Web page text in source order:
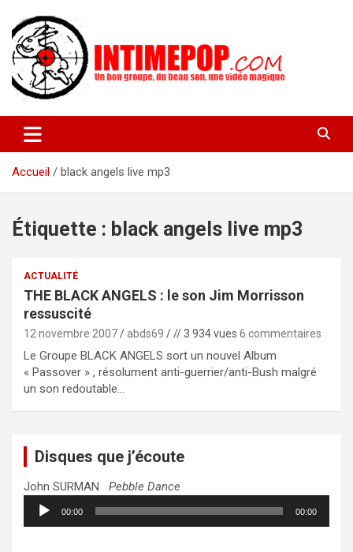
contenu
intimepop.com
actuelles pop rock, post-rock, indé sur Lyon. rock pop concert
lyon
Accueil
black angels live mp3
Étiquette : black angels live mp3
ACTUALITÉ
THE BLACK ANGELS : le son Jim Morrisson
ressuscité
12 novembre 2007 abds69 // 3 934 vues 6 commentaires
Le Groupe BLACK ANGELS sort un nouvel Album
« Passover » , résolument anti-guerrier/anti-Bush malgré
un son redoutable…
Disques que j’écoute
John SURMAN Pebble Dance
Lecteur
audio
00:00 00:00